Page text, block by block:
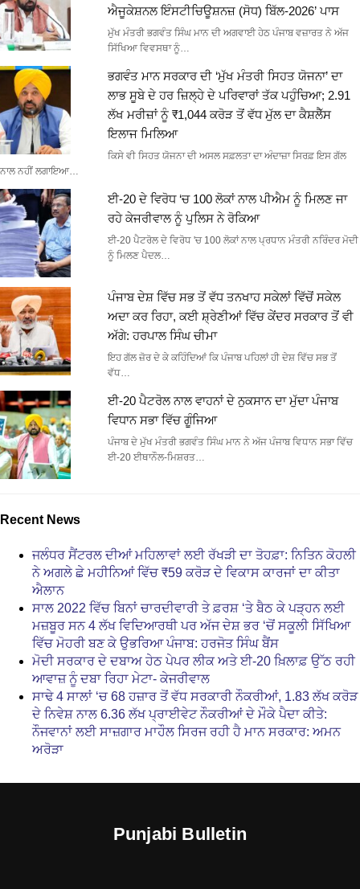
ਐਜੂਕੇਸ਼ਨਲ ਇੰਸਟੀਚਿਊਸ਼ਨਜ਼ (ਸੋਧ) ਬਿੱਲ-2026’ ਪਾਸ
ਮੁੱਖ ਮੰਤਰੀ ਭਗਵੰਤ ਸਿੰਘ ਮਾਨ ਦੀ ਅਗਵਾਈ ਹੇਠ ਪੰਜਾਬ ਵਜ਼ਾਰਤ ਨੇ ਅੱਜ
ਸਿੱਖਿਆ ਵਿਵਸਥਾ ਨੂੰ…
ਭਗਵੰਤ ਮਾਨ ਸਰਕਾਰ ਦੀ ‘ਮੁੱਖ ਮੰਤਰੀ ਸਿਹਤ ਯੋਜਨਾ’ ਦਾ
ਲਾਭ ਸੂਬੇ ਦੇ ਹਰ ਜ਼ਿਲ੍ਹੇ ਦੇ ਪਰਿਵਾਰਾਂ ਤੱਕ ਪਹੁੰਚਿਆ; 2.91
ਲੱਖ ਮਰੀਜ਼ਾਂ ਨੂੰ ₹1,044 ਕਰੋੜ ਤੋਂ ਵੱਧ ਮੁੱਲ ਦਾ ਕੈਸ਼ਲੈੱਸ
ਇਲਾਜ ਮਿਲਿਆ
ਕਿਸੇ ਵੀ ਸਿਹਤ ਯੋਜਨਾ ਦੀ ਅਸਲ ਸਫ਼ਲਤਾ ਦਾ ਅੰਦਾਜ਼ਾ ਸਿਰਫ਼ ਇਸ ਗੱਲ
ਨਾਲ ਨਹੀਂ ਲਗਾਇਆ…
ਈ-20 ਦੇ ਵਿਰੋਧ ‘ਚ 100 ਲੋਕਾਂ ਨਾਲ ਪੀਐਮ ਨੂੰ ਮਿਲਣ ਜਾ
ਰਹੇ ਕੇਜਰੀਵਾਲ ਨੂੰ ਪੁਲਿਸ ਨੇ ਰੋਕਿਆ
ਈ-20 ਪੈਟਰੋਲ ਦੇ ਵਿਰੋਧ 'ਚ 100 ਲੋਕਾਂ ਨਾਲ ਪ੍ਰਧਾਨ ਮੰਤਰੀ ਨਰਿੰਦਰ ਮੋਦੀ
ਨੂੰ ਮਿਲਣ ਪੈਦਲ…
ਪੰਜਾਬ ਦੇਸ਼ ਵਿੱਚ ਸਭ ਤੋਂ ਵੱਧ ਤਨਖਾਹ ਸਕੇਲਾਂ ਵਿੱਚੋਂ ਸਕੇਲ
ਅਦਾ ਕਰ ਰਿਹਾ, ਕਈ ਸ਼੍ਰੇਣੀਆਂ ਵਿੱਚ ਕੇਂਦਰ ਸਰਕਾਰ ਤੋਂ ਵੀ
ਅੱਗੇ: ਹਰਪਾਲ ਸਿੰਘ ਚੀਮਾ
ਇਹ ਗੱਲ ਜ਼ੋਰ ਦੇ ਕੇ ਕਹਿੰਦਿਆਂ ਕਿ ਪੰਜਾਬ ਪਹਿਲਾਂ ਹੀ ਦੇਸ਼ ਵਿੱਚ ਸਭ ਤੋਂ
ਵੱਧ…
ਈ-20 ਪੈਟਰੋਲ ਨਾਲ ਵਾਹਨਾਂ ਦੇ ਨੁਕਸਾਨ ਦਾ ਮੁੱਦਾ ਪੰਜਾਬ
ਵਿਧਾਨ ਸਭਾ ਵਿੱਚ ਗੂੰਜਿਆ
ਪੰਜਾਬ ਦੇ ਮੁੱਖ ਮੰਤਰੀ ਭਗਵੰਤ ਸਿੰਘ ਮਾਨ ਨੇ ਅੱਜ ਪੰਜਾਬ ਵਿਧਾਨ ਸਭਾ ਵਿੱਚ
ਈ-20 ਈਥਾਨੌਲ-ਮਿਸ਼ਰਤ…
Recent News
ਜਲੰਧਰ ਸੈਂਟਰਲ ਦੀਆਂ ਮਹਿਲਾਵਾਂ ਲਈ ਰੱਖੜੀ ਦਾ ਤੋਹਫ਼ਾ: ਨਿਤਿਨ ਕੋਹਲੀ
ਨੇ ਅਗਲੇ ਛੇ ਮਹੀਨਿਆਂ ਵਿੱਚ ₹59 ਕਰੋੜ ਦੇ ਵਿਕਾਸ ਕਾਰਜਾਂ ਦਾ ਕੀਤਾ
ਐਲਾਨ
ਸਾਲ 2022 ਵਿੱਚ ਬਿਨਾਂ ਚਾਰਦੀਵਾਰੀ ਤੇ ਫ਼ਰਸ਼ ‘ਤੇ ਬੈਠ ਕੇ ਪੜ੍ਹਨ ਲਈ
ਮਜ਼ਬੂਰ ਸਨ 4 ਲੱਖ ਵਿਦਿਆਰਥੀ ਪਰ ਅੱਜ ਦੇਸ਼ ਭਰ ‘ਚੋਂ ਸਕੂਲੀ ਸਿੱਖਿਆ
ਵਿੱਚ ਮੋਹਰੀ ਬਣ ਕੇ ਉਭਰਿਆ ਪੰਜਾਬ: ਹਰਜੋਤ ਸਿੰਘ ਬੈਂਸ
ਮੋਦੀ ਸਰਕਾਰ ਦੇ ਦਬਾਅ ਹੇਠ ਪੇਪਰ ਲੀਕ ਅਤੇ ਈ-20 ਖ਼ਿਲਾਫ਼ ਉੱਠ ਰਹੀ
ਆਵਾਜ਼ ਨੂੰ ਦਬਾ ਰਿਹਾ ਮੇਟਾ- ਕੇਜਰੀਵਾਲ
ਸਾਢੇ 4 ਸਾਲਾਂ ‘ਚ 68 ਹਜ਼ਾਰ ਤੋਂ ਵੱਧ ਸਰਕਾਰੀ ਨੌਕਰੀਆਂ, 1.83 ਲੱਖ ਕਰੋੜ
ਦੇ ਨਿਵੇਸ਼ ਨਾਲ 6.36 ਲੱਖ ਪ੍ਰਾਈਵੇਟ ਨੌਕਰੀਆਂ ਦੇ ਮੌਕੇ ਪੈਦਾ ਕੀਤੇ:
ਨੌਜਵਾਨਾਂ ਲਈ ਸਾਜ਼ਗਾਰ ਮਾਹੌਲ ਸਿਰਜ ਰਹੀ ਹੈ ਮਾਨ ਸਰਕਾਰ: ਅਮਨ
ਅਰੋੜਾ
Punjabi Bulletin